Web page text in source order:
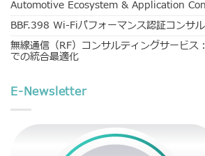
Automotive Ecosystem & Application
BBF.398 Wi-Fiパフォーマンス認証コンサ
無線通信（RF）コンサルティングサービス
での統合最適化
E-Newsletter